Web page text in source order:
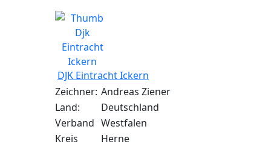
DJK Eintracht Ickern
Zeichner: Andreas Ziener
Land:
Deutschland
Verband Westfalen
Kreis
Herne